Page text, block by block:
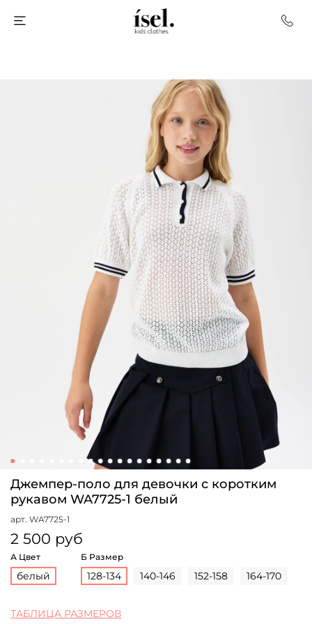
арт. WA7725-1
Джемпер-поло для девочки с коротким
рукавом WA7725-1 белый
2 500 руб
А Цвет
белый
Б Размер
128-134 140-146 152-158 164-170
ТАБЛИЦА РАЗМЕРОВ